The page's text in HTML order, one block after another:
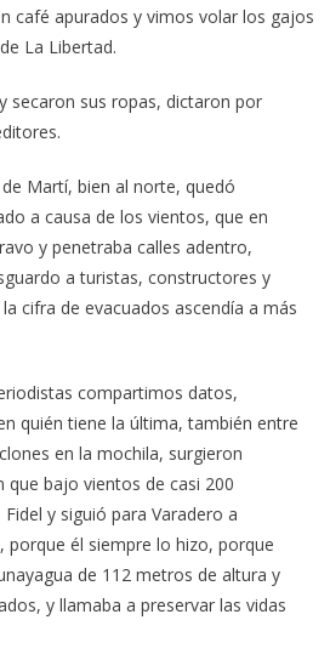
café apurados y vimos volar los gajos
La Libertad.
secaron sus ropas, dictaron por
Martí, bien al norte, quedó
a causa de los vientos, que en
y penetraba calles adentro,
a turistas, constructores y
cifra de evacuados ascendía a más
compartimos datos,
quién tiene la última, también entre
en la mochila, surgieron
que bajo vientos de casi 200
y siguió para Varadero a
porque él siempre lo hizo, porque
de 112 metros de altura y
y llamaba a preservar las vidas